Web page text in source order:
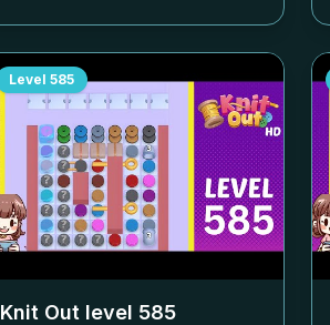
Level 585
Knit Out level 585